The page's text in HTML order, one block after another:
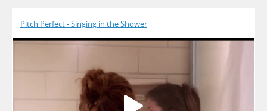
Pitch Perfect - Singing in the Shower